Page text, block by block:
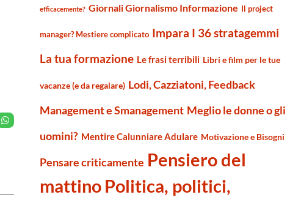
efficacemente? Giornali Giornalismo Informazione Il project
manager? Mestiere complicato Impara I 36 stratagemmi
La tua formazione Le frasi terribili Libri e film per le tue
vacanze (e da regalare) Lodi, Cazziatoni, Feedback
Management e Smanagement Meglio le donne o gli
uomini? Mentire Calunniare Adulare Motivazione e Bisogni
Pensare criticamente Pensiero del
mattino Politica, politici,